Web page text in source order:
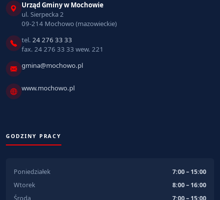
Urząd Gminy w Mochowie
ul. Sierpecka 2
09-214 Mochowo (mazowieckie)
tel. 24 276 33 33
fax. 24 276 33 33 wew. 221
gmina@mochowo.pl
www.mochowo.pl
GODZINY PRACY
Poniedziałek
7:00 – 15:00
Wtorek
8:00 – 16:00
Środa
7:00 – 15:00